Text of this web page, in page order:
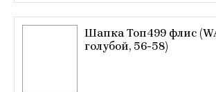
Шапка Топ499 флис
голубой, 56-58)